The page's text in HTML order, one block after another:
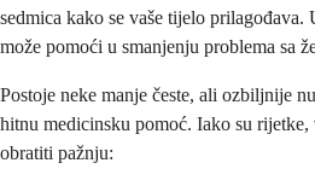
sedmica kako se vaše tijelo prilagođava.
može pomoći u smanjenju problema sa
Postoje neke manje česte, ali ozbiljnije
hitnu medicinsku pomoć. Iako su rijetke,
obratiti pažnju: